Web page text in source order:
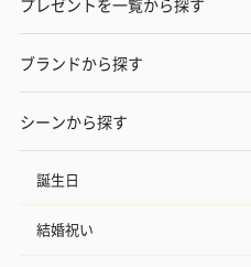
プレゼントを一覧から探す
ブランドから探す
シーンから探す
誕生日
結婚祝い